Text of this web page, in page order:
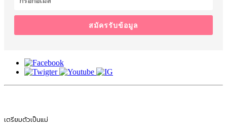
สมัครรับข้อมูล
เตรียมตัวเป็นแม่